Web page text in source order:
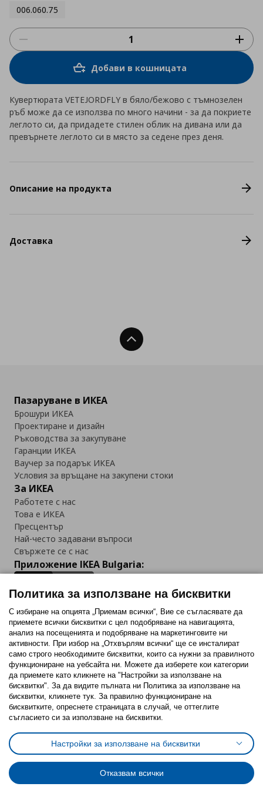
006.060.75
Добави в кошницата
Кувертюрата VETEJORDFLY в бяло/бежово с тъмнозелен
ръб може да се използва по много начини - за да покриете
леглото си, да придадете стилен облик на дивана или да
превърнете леглото си в място за седене през деня.
Описание на продукта
Доставка
Нагоре
Пазаруване в ИКЕА
Брошури ИКЕА
Проектиране и дизайн
Ръководства за закупуване
Гаранции ИКЕА
Ваучер за подарък ИКЕА
Условия за връщане на закупени стоки
За ИКЕА
Работете с нас
Това е ИКЕА
Пресцентър
Най-често задавани въпроси
Свържете се с нас
Приложение IKEA Bulgaria:
Последвайте ни:
FacebookTwitterYoutubePinterestInstagram
Политика за използване на бисквитки (Cookies)
Избор на настройки за използване на бисквитки
Условия за ползване на ikea.bgОбща политика за личните данни
Политика за защита на личните данни на ikea.bg
Общи условия на програма IKEA Family
Политика за защита на лични данни на програма IKEA Family
Политика за използване на бисквитки
С избиране на опцията „Приемам всички“, Вие се съгласявате да
приемете всички бисквитки с цел подобряване на навигацията,
анализ на посещенията и подобряване на маркетинговите ни
активности. При избор на „Отхвърлям всички“ ще се инсталират
само строго необходимитe бисквитки, които са нужни за правилното
функциониране на уебсайта ни. Можете да изберете кои категории
да приемете като кликнете на "Настройки за използване на
бисквитки". За да видите пълната ни Политика за използване на
бисквитки, кликнете тук. За правилно функциониране на
бисквитките, опреснете страницата в случай, че оттеглите
съгласието си за използване на бисквитки.
Настройки за използване на бисквитки
Отказвам всички